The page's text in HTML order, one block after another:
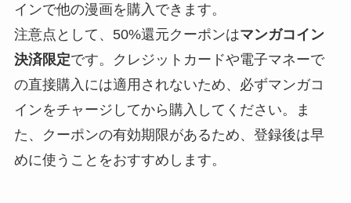
インで他の漫画を購入できます。
注意点として、50%還元クーポンはマンガコイン
決済限定です。クレジットカードや電子マネーで
の直接購入には適用されないため、必ずマンガコ
インをチャージしてから購入してください。ま
た、クーポンの有効期限があるため、登録後は早
めに使うことをおすすめします。